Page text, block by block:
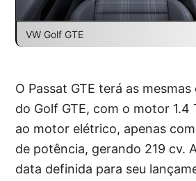
VW Golf GTE
O Passat GTE terá as
do Golf GTE, com o motor 1.4
ao motor elétrico, apenas
de potência, gerando 219 cv.
data definida para seu